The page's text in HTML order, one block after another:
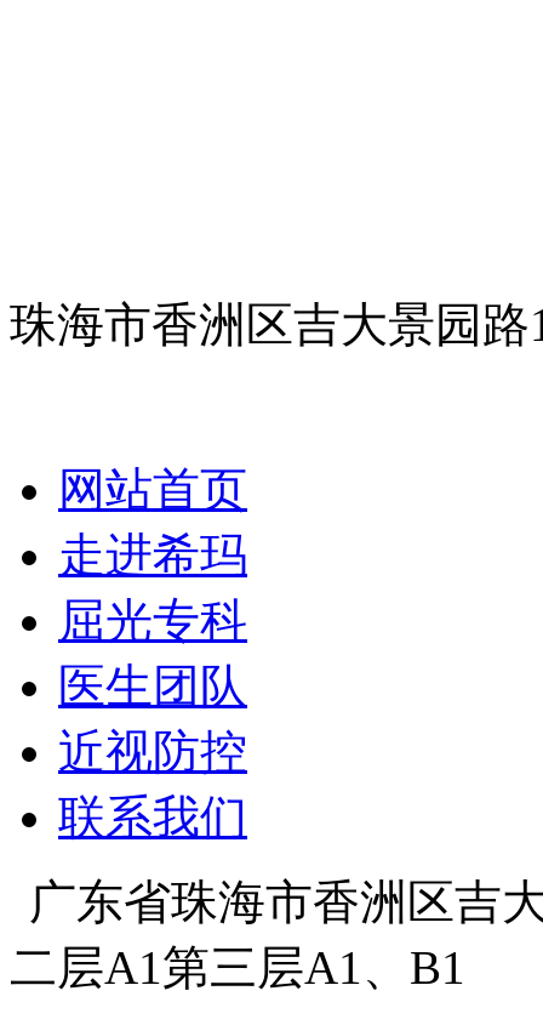
珠海市香洲区吉大景园
网站首页
走进希玛
屈光专科
医生团队
近视防控
联系我们
广东省珠海市香洲区吉
二层A1第三层A1、B1